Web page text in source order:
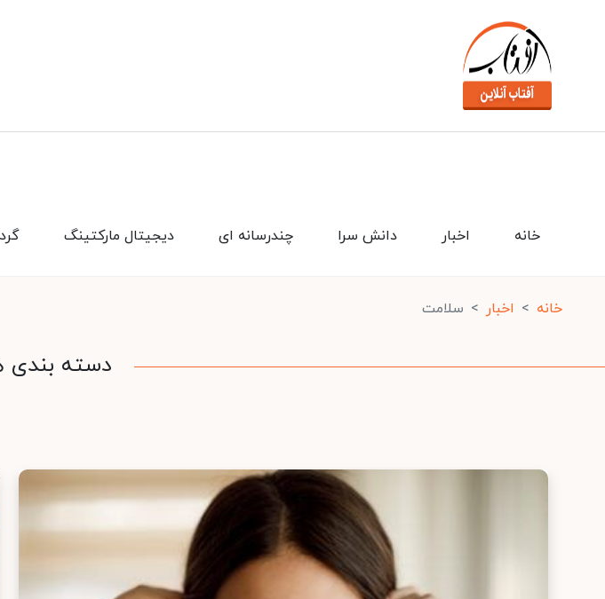
دیجیتال مارکتینگ چندرسانه ای دانش سرا اخبار خانه
خانه اخبار سلامت
دسته بندی